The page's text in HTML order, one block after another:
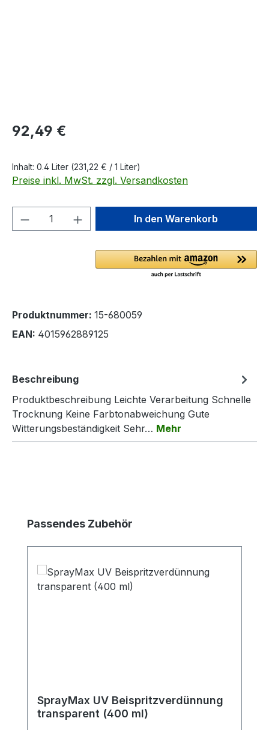
Regulärer Preis:
92,49 €
Inhalt: 0.4 Liter (231,22 € / 1 Liter)
Preise inkl. MwSt. zzgl. Versandkosten
Produkt Anzahl: Gib denIn den Warenkorb
Produktnummer: 15-680059
EAN: 4015962889125
Beschreibung
Produktbeschreibung Leichte Verarbeitung Schnelle
Trocknung Keine Farbtonabweichung Gute
Witterungsbeständigkeit Sehr… Mehr
Produktgalerie überspringen
Passendes Zubehör
SprayMax UV Beispritzverdünnung
transparent (400 ml)